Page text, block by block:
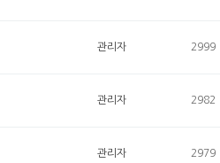
관리자 2999
관리자 2982
관리자 2979